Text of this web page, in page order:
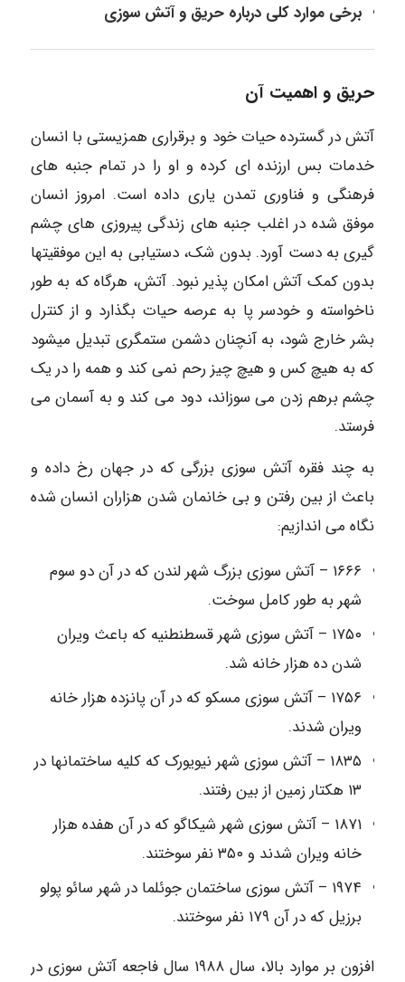
برخی موارد کلی درباره حریق و آتش سوزی
حریق و اهمیت آن
آتش در گسترده حیات خود و برقراری همزیستی با انسان
خدمات بس ارزنده ای کرده و او را در تمام جنبه های
فرهنگی و فناوری تمدن یاری داده است. امروز انسان
موفق شده در اغلب جنبه های زندگی پیروزی های چشم
گیری به دست آورد. بدون شک، دستیابی به این موفقیتها
بدون کمک آتش امکان پذیر نبود. آتش، هرگاه که به طور
ناخواسته و خودسر پا به عرصه حیات بگذارد و از کنترل
بشر خارج شود، به آنچنان دشمن ستمگری تبدیل میشود
که به هیچ کس و هیچ چیز رحم نمی کند و همه را در یک
چشم برهم زدن می سوزاند، دود می کند و به آسمان می
فرستد.
به چند فقره آتش سوزی بزرگی که در جهان رخ داده و
باعث از بین رفتن و بی خانمان شدن هزاران انسان شده
نگاه می اندازیم:
۱۶۶۶ – آتش سوزی بزرگ شهر لندن که در آن دو سوم
شهر به طور کامل سوخت.
۱۷۵۰ – آتش سوزی شهر قسطنطنیه که باعث ویران
شدن ده هزار خانه شد.
۱۷۵۶ – آتش سوزی مسکو که در آن پانزده هزار خانه
ویران شدند.
۱۸۳۵ – آتش سوزی شهر نیویورک که کلیه ساختمانها در
۱۳ هکتار زمین از بین رفتند.
۱۸۷۱ – آتش سوزی شهر شیکاگو که در آن هفده هزار
خانه ویران شدند و ۳۵۰ نفر سوختند.
۱۹۷۴ – آتش سوزی ساختمان جوئلما در شهر سائو پولو
برزیل که در آن ۱۷۹ نفر سوختند.
افزون بر موارد بالا، سال ۱۹۸۸ سال فاجعه آتش سوزی در